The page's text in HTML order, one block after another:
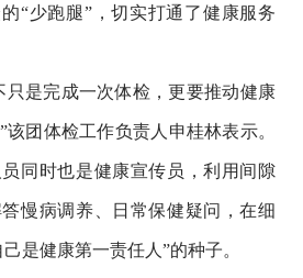
“少跑腿”，切实打通了健康服务
只是完成一次体检，更要推动健康
团体检工作负责人申桂林表示。
同时也是健康宣传员，利用间隙
慢病调养、日常保健疑问，在细
是健康第一责任人”的种子。